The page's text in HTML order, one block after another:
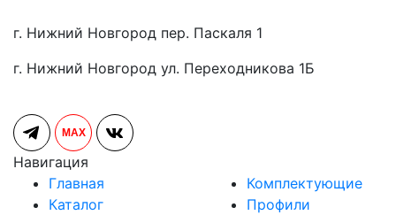
г. Нижний Новгород пер. Паскаля 1
г. Нижний Новгород ул. Переходникова 1Б
MAX
Навигация
Главная
Каталог
Комплектующие
Профили